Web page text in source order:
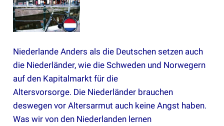
NiederlandeAnders als die Deutschen setzen auch
die Niederländer, wie die Schweden und Norwegern
auf den Kapitalmarkt für die
Altersvorsorge. Die Niederländer brauchen
deswegen vor Altersarmut auch keine Angst haben.
Was wir von den Niederlanden lernen